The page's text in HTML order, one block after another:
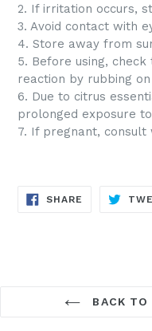
2. If irritation occurs,
3. Avoid contact with
4. Store away from
5. Before using,
reaction by rubbing
6. Due to citrus
prolonged exposure
7. If pregnant,
SHARE SHARE
BACK TO